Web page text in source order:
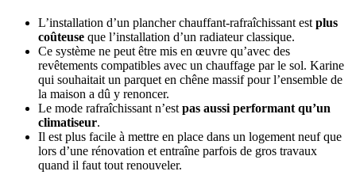
L’installation d’un plancher chauffant-rafraîchissant est plus
coûteuse que l’installation d’un radiateur classique.
Ce système ne peut être mis en œuvre qu’avec des
revêtements compatibles avec un chauffage par le sol. Karine
qui souhaitait un parquet en chêne massif pour l’ensemble de
la maison a dû y renoncer.
Le mode rafraîchissant n’est pas aussi performant qu’un
climatiseur.
Il est plus facile à mettre en place dans un logement neuf que
lors d’une rénovation et entraîne parfois de gros travaux
quand il faut tout renouveler.